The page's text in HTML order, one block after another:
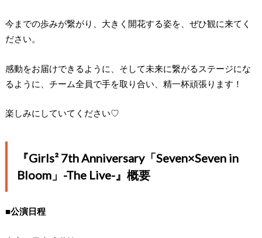
今までの歩みが繋がり、大きく開花する姿を、ぜひ観に来てく
ださい。
感動をお届けできるように、そして未来に繋がるステージにな
るように、チーム全員で手を取り合い、精一杯頑張ります！
楽しみにしていてください♡
『Girls² 7th Anniversary「Seven×Seven in
Bloom」-The Live-』概要
■公演日程